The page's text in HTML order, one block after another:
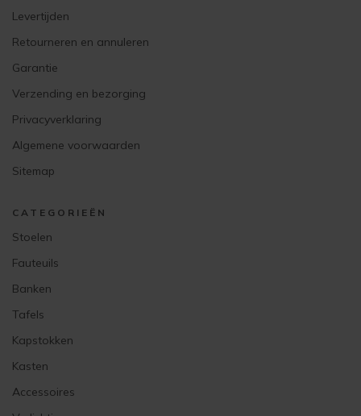
Levertijden
Retourneren en annuleren
Garantie
Verzending en bezorging
Privacyverklaring
Algemene voorwaarden
Sitemap
CATEGORIEËN
Stoelen
Fauteuils
Banken
Tafels
Kapstokken
Kasten
Accessoires